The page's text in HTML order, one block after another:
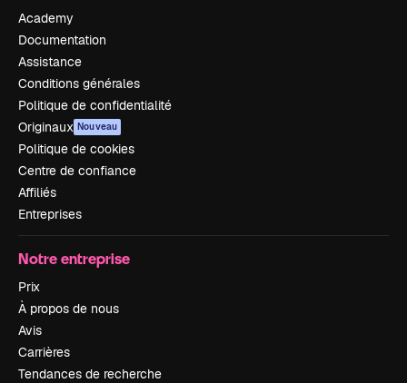
Academy
Documentation
Assistance
Conditions générales
Politique de confidentialité
Originaux Nouveau
Politique de cookies
Centre de confiance
Affiliés
Entreprises
Notre entreprise
Prix
À propos de nous
Avis
Carrières
Tendances de recherche